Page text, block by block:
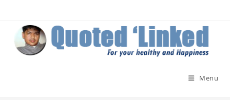
content
Menu